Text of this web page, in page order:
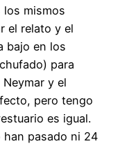
los mismos
el relato y el
bajo en los
para
y el
pero tengo
es igual.
han pasado ni 24